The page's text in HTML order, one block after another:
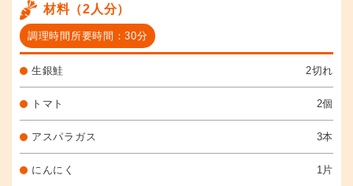
材料（2人分）
調理時間所要時間：30分
生銀鮭 2切れ
トマト 2個
アスパラガス 3本
にんにく 1片